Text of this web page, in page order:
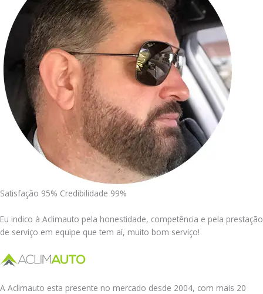
Satisfação 95% Credibilidade 99%
Eu indico à Aclimauto pela honestidade, competência e pela prestação
de serviço em equipe que tem aí, muito bom serviço!
A Aclimauto esta presente no mercado desde 2004, com mais 20